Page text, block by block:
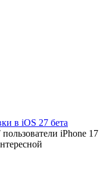
в iOS 27 бета
iPhone 17